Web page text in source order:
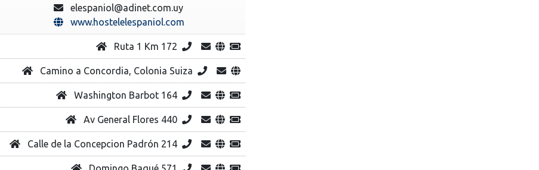
elespaniol@adinet.com.uy
www.hostelelespaniol.com
Ruta 1 Km 172
Camino a Concordia, Colonia Suiza
Washington Barbot 164
Av General Flores 440
Calle de la Concepcion Padrón 214